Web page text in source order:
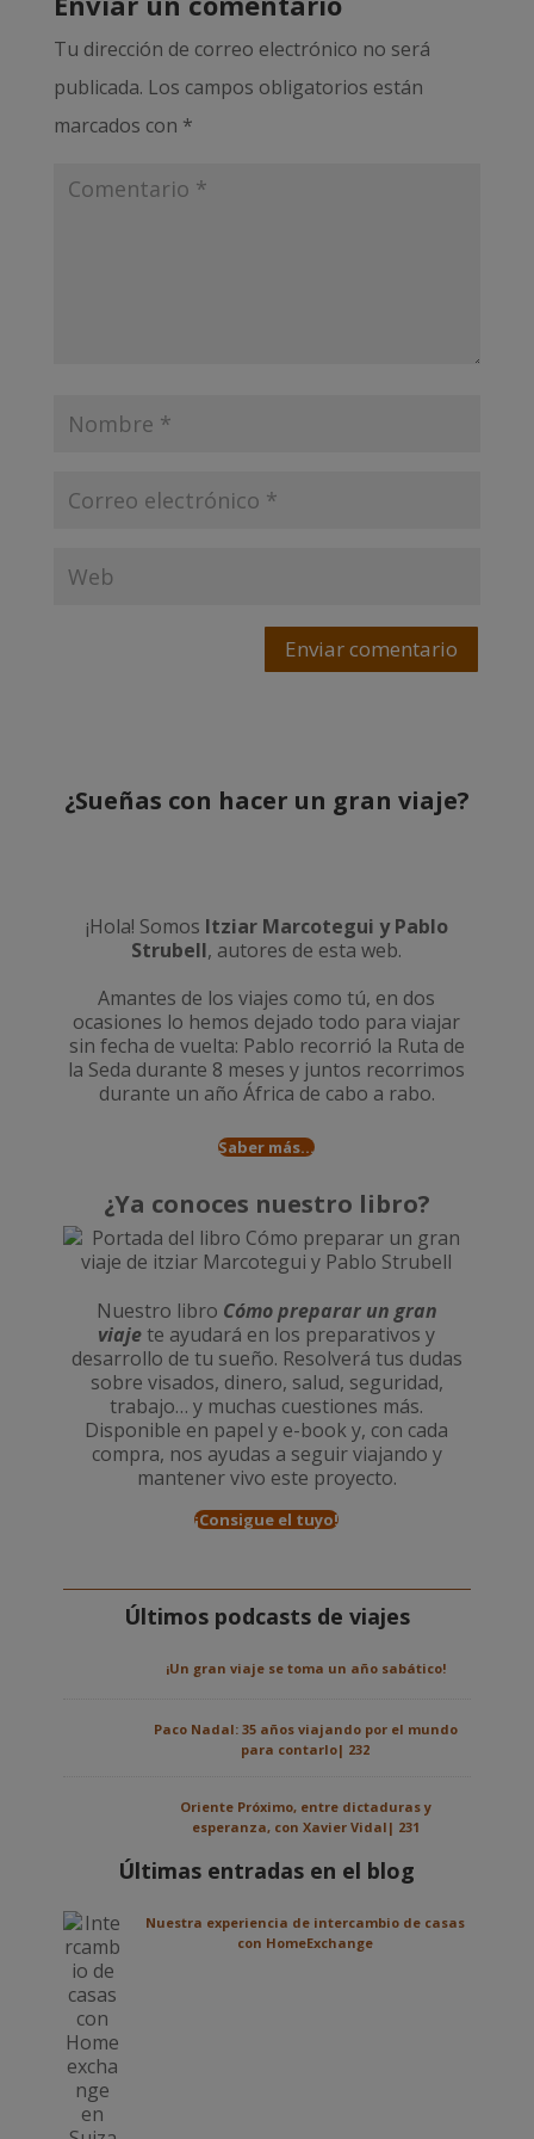
Tu dirección de correo electrónico no será
publicada. Los campos obligatorios están
marcados con *
Enviar comentario
¿Sueñas con hacer un gran viaje?
¡Hola! Somos Itziar Marcotegui y Pablo
Strubell, autores de esta web.
Amantes de los viajes como tú, en dos
ocasiones lo hemos dejado todo para viajar
sin fecha de vuelta: Pablo recorrió la Ruta de
la Seda durante 8 meses y juntos recorrimos
durante un año África de cabo a rabo.
Saber más...
¿Ya conoces nuestro libro?
Nuestro libro Cómo preparar un gran
viajete ayudará en los preparativos y
desarrollo de tu sueño. Resolverá tus dudas
sobre visados, dinero, salud, seguridad,
trabajo… y muchas cuestiones más.
Disponible en papel y e-book y, con cada
compra, nos ayudas a seguir viajando y
mantener vivo este proyecto.
¡Consigue el tuyo!
Últimos podcasts de viajes
¡Un gran viaje se toma un año sabático!
Paco Nadal: 35 años viajando por el mundo
para contarlo| 232
Oriente Próximo, entre dictaduras y
esperanza, con Xavier Vidal| 231
Últimas entradas en el blog
Nuestra experiencia de intercambio de casas
con HomeExchange